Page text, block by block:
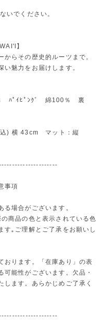
いでください。
】
らその歴史的ルーツまで。
魅力をお届けします。
ﾊﾟｲﾋﾟﾝｸﾞ 綿100％ 裏
込) 横 43cm マット：縦
事項
場合がございます。
商品の色と表示されている色
す｡ご理解とご了承をお願いし
ります。「在庫あり」の表
能性がございます。欠品・
ます。あらかじめご了承く